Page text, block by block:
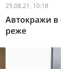
25.08.21, 10:18
Автокражи в
реже